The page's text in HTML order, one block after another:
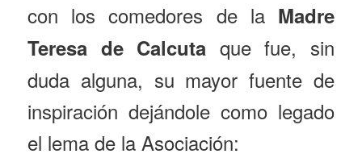
con los comedores de la Madre
Teresa de Calcuta que fue, sin
duda alguna, su mayor fuente de
inspiración dejándole como legado
el lema de la Asociación: